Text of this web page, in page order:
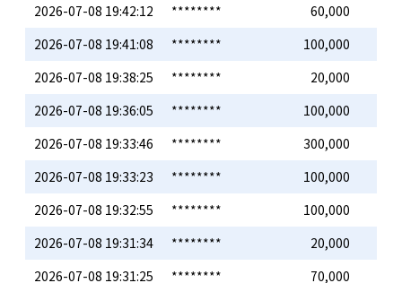
2026-07-08 19:42:12
********
60,000
2026-07-08 19:41:08
********
100,000
2026-07-08 19:38:25
********
20,000
2026-07-08 19:36:05
********
100,000
2026-07-08 19:33:46
********
300,000
2026-07-08 19:33:23
********
100,000
2026-07-08 19:32:55
********
100,000
2026-07-08 19:31:34
********
20,000
2026-07-08 19:31:25
********
70,000